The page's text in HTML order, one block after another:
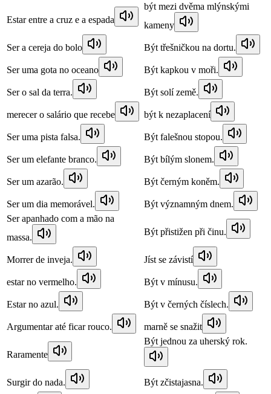
Estar entre a cruz e a espada
být mezi dvěma mlýnskými
kameny
Ser a cereja do bolo Být třešničkou na dortu.
Ser uma gota no oceano Být kapkou v moři.
Ser o sal da terra. Být solí země.
merecer o salário que recebe být k nezaplacení
Ser uma pista falsa. Být falešnou stopou.
Ser um elefante branco. Být bílým slonem.
Ser um azarão. Být černým koněm.
Ser um dia memorável.
Být významným dnem.
Ser apanhado com a mão na
massa.
Být přistižen při činu.
Morrer de inveja. Jíst se závistí
estar no vermelho. Být v mínusu.
Estar no azul. Být v černých číslech.
Argumentar até ficar rouco. marně se snažit
Raramente
Být jednou za uherský rok.
Surgir do nada. Být zčistajasna.